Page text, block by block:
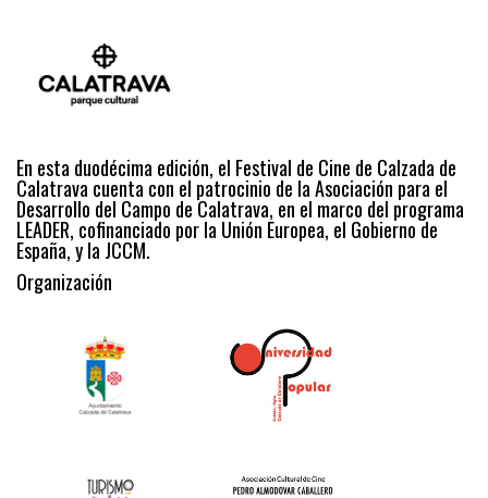
En esta duodécima edición, el Festival de Cine de Calzada de
Calatrava cuenta con el patrocinio de la Asociación para el
Desarrollo del Campo de Calatrava, en el marco del programa
LEADER, cofinanciado por la Unión Europea, el Gobierno de
España, y la JCCM.
Organización